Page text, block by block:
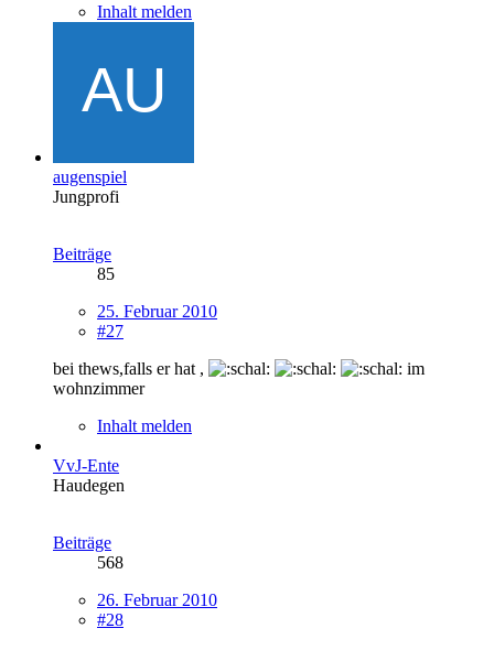
Inhalt melden
augenspiel
Jungprofi
Beiträge
85
25. Februar 2010
#27
bei thews,falls er hat ,
im
wohnzimmer
Inhalt melden
VvJ-Ente
Haudegen
Beiträge
568
26. Februar 2010
#28